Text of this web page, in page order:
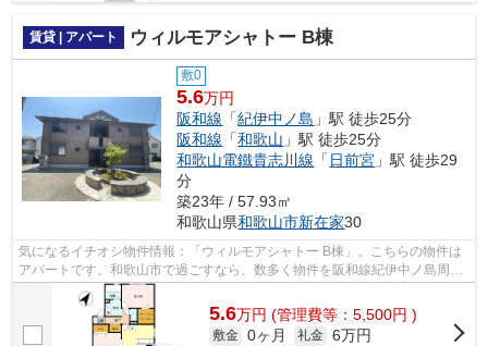
賃貸 | アパート ウィルモアシャトー B棟
敷0
5.6万円
阪和線 「紀伊中ノ島 」駅 徒歩25分
阪和線 「和歌山 」駅 徒歩25分
和歌山電鐵貴志川線 「 日前宮 」駅 徒歩29
分
築23年 / 57.93㎡
和歌山県和歌山市新在家30
気になるイチオシ物件情報：「ウィルモアシャトー B棟」。こちらの物件は
アパートです。和歌山市で過ごすなら、数多く物件を阪和線紀伊中ノ島周辺
で公開中です。何でもホームズにお尋...
5.6万円 (管理費等：5,500円 )
敷金 0ヶ月 礼金 6万円